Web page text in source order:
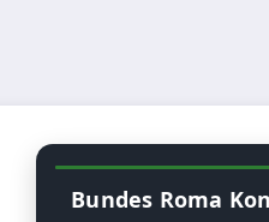
Bundes Roma